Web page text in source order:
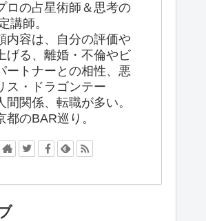
ロの占星術師＆思考の
講師。
内容は、自分の評価や
げる、離婚・不倫やビ
ートナーとの相性、悪
ス・ドラゴンテー
間関係、転職が多い。
都のBAR巡り。